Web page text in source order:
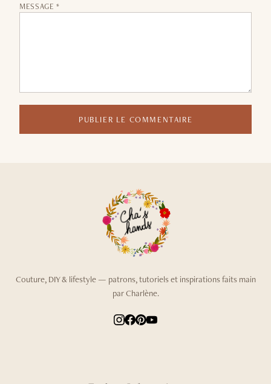
MESSAGE *
PUBLIER LE COMMENTAIRE
Couture, DIY & lifestyle — patrons, tutoriels et inspirations faits main
par Charlène.